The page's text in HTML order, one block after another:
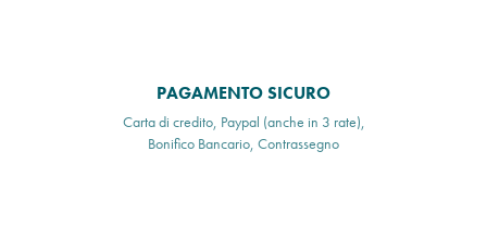
PAGAMENTO SICURO
Carta di credito, Paypal (anche in 3 rate),
Bonifico Bancario, Contrassegno